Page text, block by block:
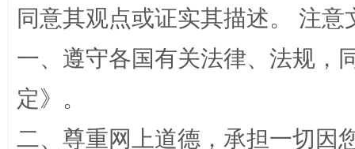
同意其观点或证实其描述。 注
一、遵守各国有关法律、法规，
定》。
二、尊重网上道德，承担一切因